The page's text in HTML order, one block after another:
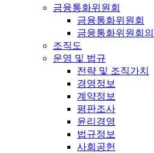
금융통화위원회
금융통화위원회
금융통화위원회
조직도
운영 및 법규
전략 및 조직가치
경영정보
계약정보
평판조사
윤리경영
법규정보
사회공헌